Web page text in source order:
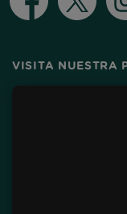
VISITA NUESTRA